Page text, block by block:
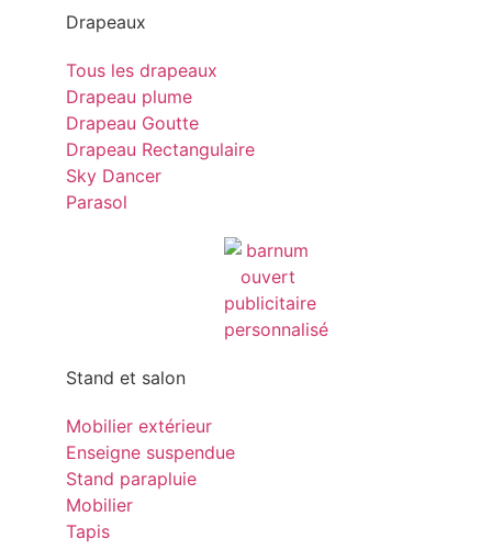
Drapeaux
Tous les drapeaux
Drapeau plume
Drapeau Goutte
Drapeau Rectangulaire
Sky Dancer
Parasol
Stand et salon
Mobilier extérieur
Enseigne suspendue
Stand parapluie
Mobilier
Tapis